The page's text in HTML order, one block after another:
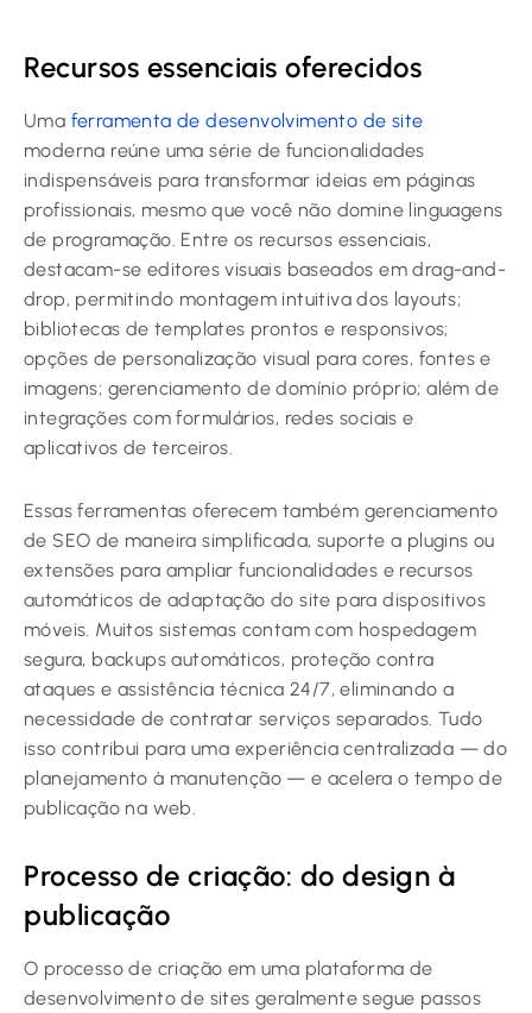
Recursos essenciais oferecidos
Uma ferramenta de desenvolvimento de site
moderna reúne uma série de funcionalidades
indispensáveis para transformar ideias em páginas
profissionais, mesmo que você não domine linguagens
de programação. Entre os recursos essenciais,
destacam-se editores visuais baseados em drag-and-
drop, permitindo montagem intuitiva dos layouts;
bibliotecas de templates prontos e responsivos;
opções de personalização visual para cores, fontes e
imagens; gerenciamento de domínio próprio; além de
integrações com formulários, redes sociais e
aplicativos de terceiros.
Essas ferramentas oferecem também gerenciamento
de SEO de maneira simplificada, suporte a plugins ou
extensões para ampliar funcionalidades e recursos
automáticos de adaptação do site para dispositivos
móveis. Muitos sistemas contam com hospedagem
segura, backups automáticos, proteção contra
ataques e assistência técnica 24/7, eliminando a
necessidade de contratar serviços separados. Tudo
isso contribui para uma experiência centralizada — do
planejamento à manutenção — e acelera o tempo de
publicação na web.
Processo de criação: do design à
publicação
O processo de criação em uma plataforma de
desenvolvimento de sites geralmente segue passos